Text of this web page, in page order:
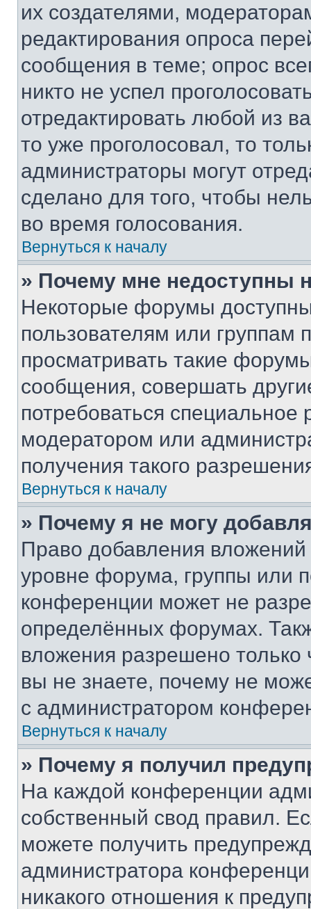
их создателями,
редактирования опроса
сообщения в теме; опрос
никто не успел
отредактировать любой из
то уже проголосовал, то
администраторы могут
сделано для того, чтобы
во время голосования.
Вернуться к началу
» Почему мне недоступны
Некоторые форумы
пользователям или группам
просматривать такие
сообщения, совершать
потребоваться
модератором или
получения такого
Вернуться к началу
» Почему я не могу
Право добавления
уровне форума, группы или
конференции может не
определённых форумах.
вложения разрешено
вы не знаете, почему не
с администратором
Вернуться к началу
» Почему я получил
На каждой конференции
собственный свод правил.
можете получить
администратора
никакого отношения к